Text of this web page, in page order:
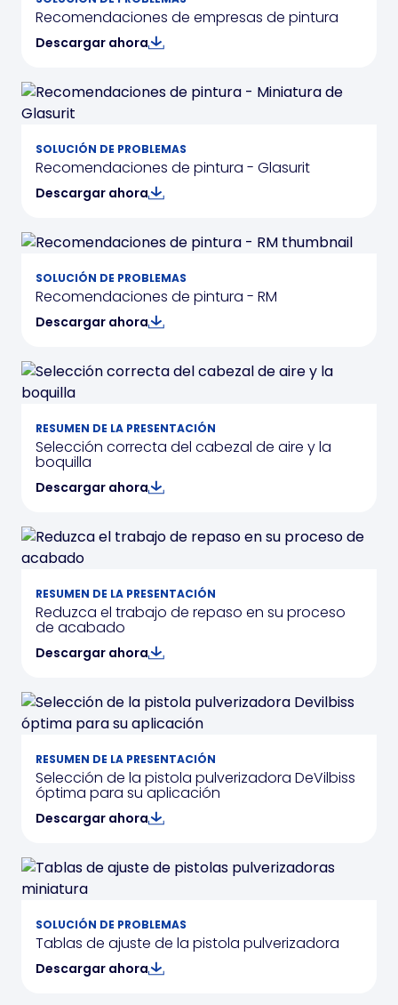
Recomendaciones de empresas de pintura
Descargar ahora
SOLUCIÓN DE PROBLEMAS
Recomendaciones de pintura - Glasurit
Descargar ahora
SOLUCIÓN DE PROBLEMAS
Recomendaciones de pintura - RM
Descargar ahora
RESUMEN DE LA PRESENTACIÓN
Selección correcta del cabezal de aire y la
boquilla
Descargar ahora
RESUMEN DE LA PRESENTACIÓN
Reduzca el trabajo de repaso en su proceso
de acabado
Descargar ahora
RESUMEN DE LA PRESENTACIÓN
Selección de la pistola pulverizadora DeVilbiss
óptima para su aplicación
Descargar ahora
SOLUCIÓN DE PROBLEMAS
Tablas de ajuste de la pistola pulverizadora
Descargar ahora